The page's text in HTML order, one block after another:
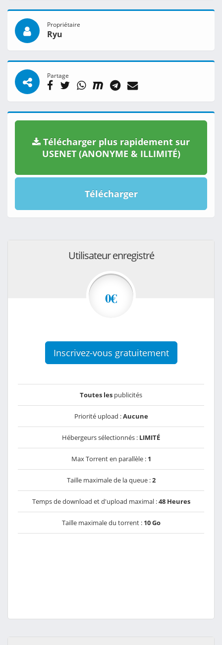
Propriétaire
Ryu
Partage
Télécharger plus rapidement sur
USENET (ANONYME & ILLIMITÉ)
Télécharger
Utilisateur enregistré
0€
Inscrivez-vous gratuitement
Toutes les publicités
Priorité upload :Aucune
Hébergeurs sélectionnés : LIMITÉ
Max Torrent en parallèle : 1
Taille maximale de la queue :2
Temps de download et d'upload maximal :48 Heures
Taille maximale du torrent : 10 Go